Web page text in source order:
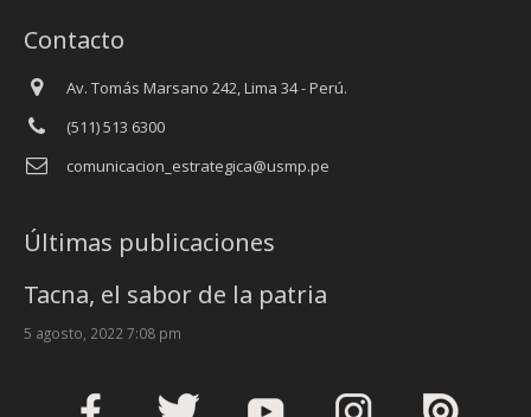
Contacto
Av. Tomás Marsano 242, Lima 34 - Perú.
(511) 513 6300
comunicacion_estrategica@usmp.pe
Últimas publicaciones
Tacna, el sabor de la patria
5 agosto, 2022 7:08 pm